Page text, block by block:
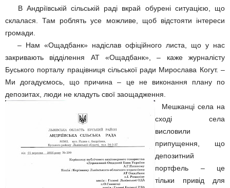
В Андріївській сільській раді вкрай обурені ситуацією, що
склалася. Там роблять усе можливе, щоб відстояти інтереси
громади.
– Нам «Ощадбанк» надіслав офіційного листа, що у нас
закривають відділення АТ «Ощадбанк», – каже журналісту
Буського порталу працівниця сільської ради Мирослава Когут. –
Ми догадуємось, що причина – це не виконання плану по
депозитах, люди не кладуть свої заощадження.
Мешканці села на
сході села
висловили
припущення, що
депозитний
портфель – це
тільки привід для